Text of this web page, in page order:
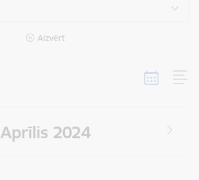
Aizvērt
Aprīlis 2024